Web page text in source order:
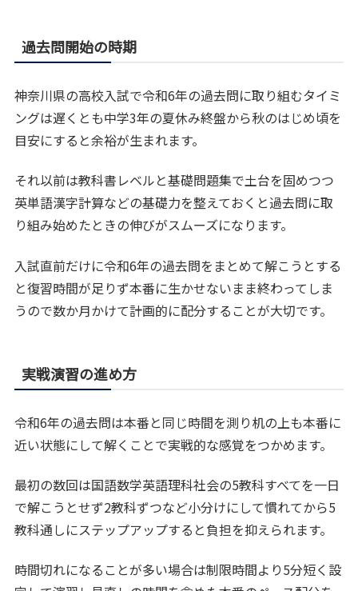
過去問開始の時期
神奈川県の高校入試で令和6年の過去問に取り組むタイミ
ングは遅くとも中学3年の夏休み終盤から秋のはじめ頃を
目安にすると余裕が生まれます。
それ以前は教科書レベルと基礎問題集で土台を固めつつ
英単語漢字計算などの基礎力を整えておくと過去問に取
り組み始めたときの伸びがスムーズになります。
入試直前だけに令和6年の過去問をまとめて解こうとする
と復習時間が足りず本番に生かせないまま終わってしま
うので数か月かけて計画的に配分することが大切です。
実戦演習の進め方
令和6年の過去問は本番と同じ時間を測り机の上も本番に
近い状態にして解くことで実戦的な感覚をつかめます。
最初の数回は国語数学英語理科社会の5教科すべてを一日
で解こうとせず2教科ずつなど小分けにして慣れてから5
教科通しにステップアップすると負担を抑えられます。
時間切れになることが多い場合は制限時間より5分短く設